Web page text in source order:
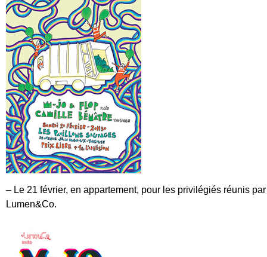
– Le 21 février, en appartement, pour les privilégiés réunis par
Lumen&Co.